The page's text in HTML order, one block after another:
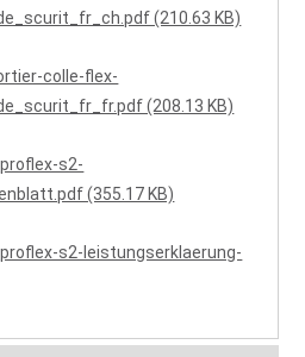
(210.63 KB)
colle-flex-
(208.13 KB)
s2-
(355.17 KB)
s2-leistungserklaerung-